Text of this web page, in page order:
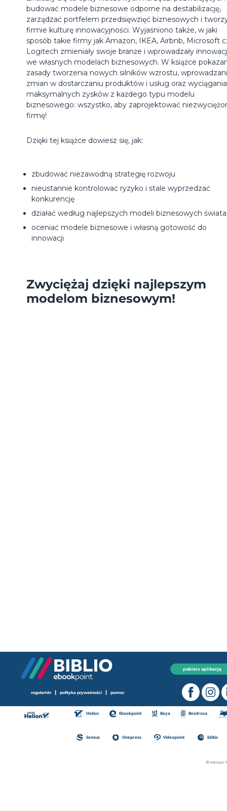
budować modele biznesowe odporne na destabilizację,
zarządzać portfelem przedsięwzięć biznesowych i
firmie kulturę innowacyjności. Wyjaśniono także, w jaki
sposób takie firmy jak Amazon, IKEA, Airbnb, Microsoft
Logitech zmieniały swoje branże i wprowadzały
we własnych modelach biznesowych. W książce
zasady tworzenia nowych silników wzrostu,
zmian w dostarczaniu produktów i usług oraz wyciągania
maksymalnych zysków z każdego typu modelu
biznesowego: wszystko, aby zaprojektować
firmę!
Dzięki tej książce dowiesz się, jak:
zbudować niezawodną strategię rozwoju
nieustannie kontrolować ryzyko i stale wyprzedzać
konkurencję
działać według najlepszych modeli biznesowych świata
oceniać modele biznesowe i własną gotowość do
innowacji
Zwyciężaj dzięki najlepszym
modelom biznesowym!
pobierz aplikację
regulamin | polityka prywatności | pomoc
Helion Ebookpoint Beya Bezdroza
Sensus Onepress Videopoint Editio
© Helion